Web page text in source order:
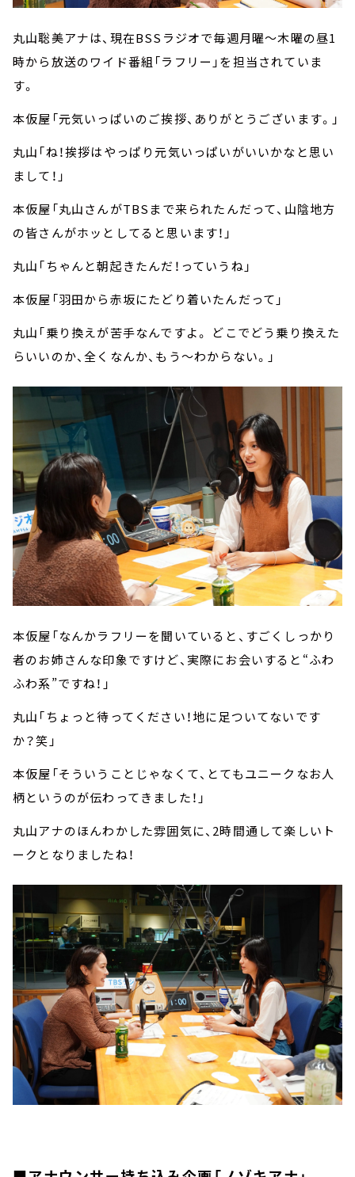
丸山聡美アナは、現在BSSラジオで毎週月曜～木曜の昼1
時から放送のワイド番組「ラフリー」を担当されていま
す。
本仮屋「元気いっぱいのご挨拶、ありがとうございます。」
丸山「ね！挨拶はやっぱり元気いっぱいがいいかなと思い
まして！」
本仮屋「丸山さんがTBSまで来られたんだって、山陰地方
の皆さんがホッとしてると思います！」
丸山「ちゃんと朝起きたんだ！っていうね」
本仮屋「羽田から赤坂にたどり着いたんだって」
丸山「乗り換えが苦手なんですよ。 どこでどう乗り換えた
らいいのか、全くなんか、もう～わからない。」
本仮屋「なんかラフリーを聞いていると、すごくしっかり
者のお姉さんな印象ですけど、実際にお会いすると“ふわ
ふわ系”ですね！」
丸山「ちょっと待ってください！地に足ついてないです
か？笑」
本仮屋「そういうことじゃなくて、とてもユニークなお人
柄というのが伝わってきました！」
丸山アナのほんわかした雰囲気に、2時間通して楽しいト
ークとなりましたね！